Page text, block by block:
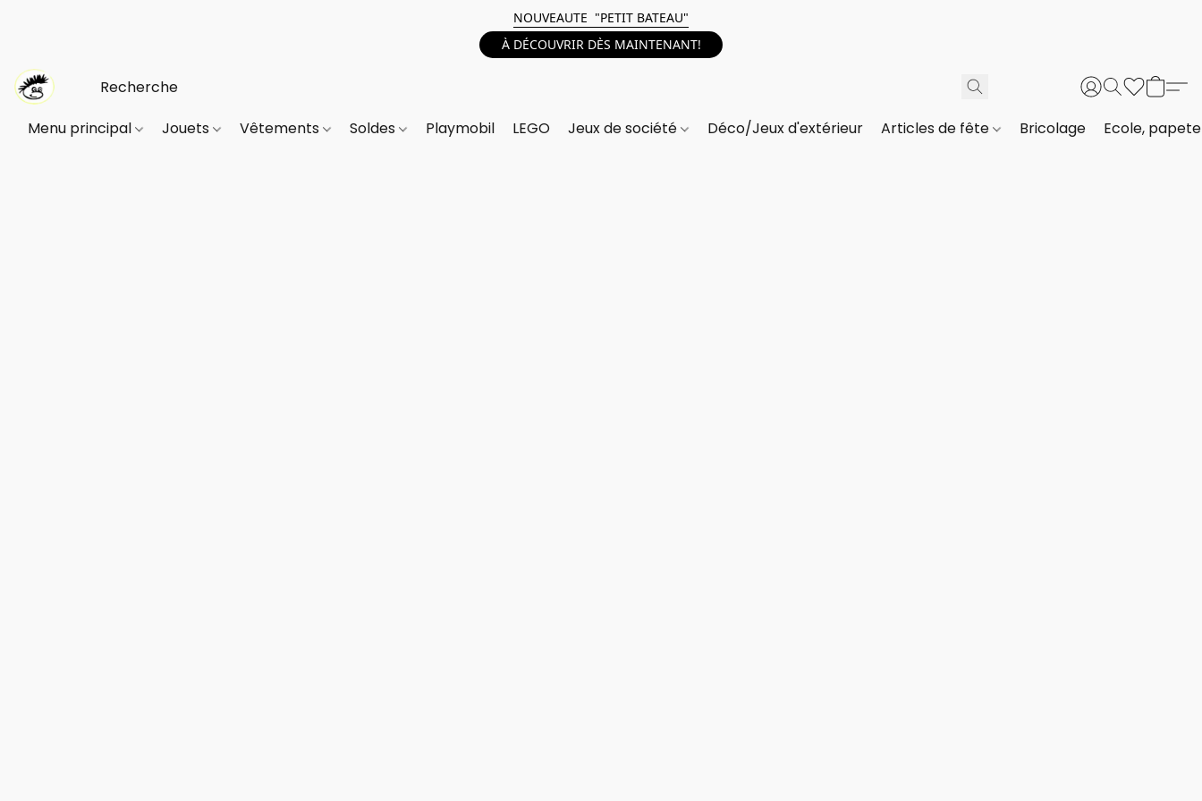
NOUVEAUTE "PETIT BATEAU"
À DÉCOUVRIR DÈS MAINTENANT!
Menu principal Jouets Vêtements Soldes Playmobil LEGO Jeux de société Déco/Jeux d'extérieur Articles de fête Bricolage Ecole,